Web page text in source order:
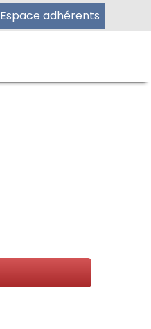
Espace adhérents